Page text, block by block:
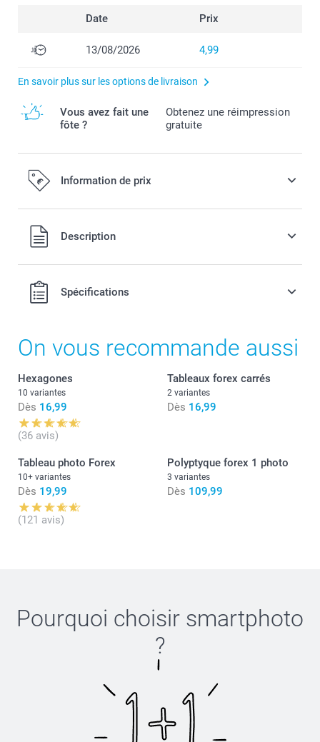
Date Prix
13/08/2026 4,99
En savoir plus sur les options de livraison
Vous avez fait une
fôte ?
Obtenez une réimpression
gratuite
Information de prix
Tous les prix sont en EURO (€), TVA incluse et hors frais de
port.
Description
Spécifications
On vous recommande aussi
Hexagones
10 variantes
Dès 16,99
(36 avis)
Tableaux forex carrés
2 variantes
Dès 16,99
Tableau photo Forex
10+ variantes
Dès 19,99
(121 avis)
Polyptyque forex 1 photo
3 variantes
Dès 109,99
Pourquoi choisir smartphoto
?